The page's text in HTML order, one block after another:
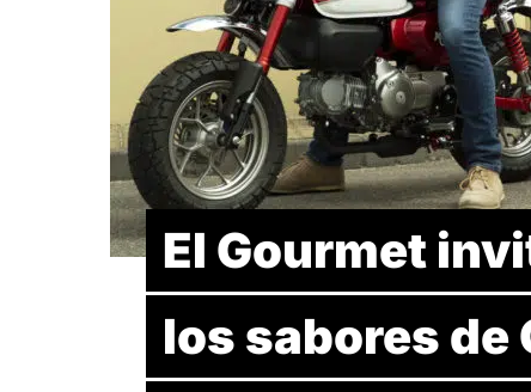
El Gourmet
los sabores de